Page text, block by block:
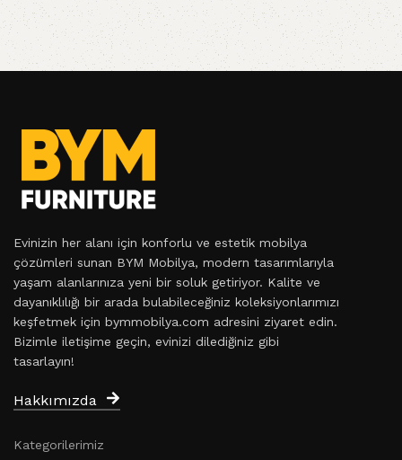
Evinizin her alanı için konforlu ve estetik mobilya
çözümleri sunan BYM Mobilya, modern tasarımlarıyla
yaşam alanlarınıza yeni bir soluk getiriyor. Kalite ve
dayanıklılığı bir arada bulabileceğiniz koleksiyonlarımızı
keşfetmek için bymmobilya.com adresini ziyaret edin.
Bizimle iletişime geçin, evinizi dilediğiniz gibi
tasarlayın!
Hakkımızda
Kategorilerimiz